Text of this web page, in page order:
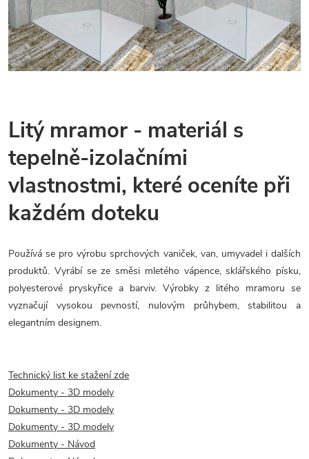
Litý mramor - materiál s
tepelně-izolačními
vlastnostmi, které oceníte při
každém doteku
Používá se pro výrobu sprchových vaniček, van, umyvadel i dalších
produktů. Vyrábí se ze směsi mletého vápence, sklářského písku,
polyesterové pryskyřice a barviv. Výrobky z litého mramoru se
vyznačují vysokou pevností, nulovým průhybem, stabilitou a
elegantním designem.
Technický list ke stažení zde
Dokumenty - 3D modely
Dokumenty - 3D modely
Dokumenty - 3D modely
Dokumenty - Návod